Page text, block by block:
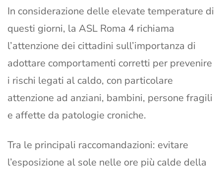
In considerazione delle elevate temperature di
questi giorni, la ASL Roma 4 richiama
l’attenzione dei cittadini sull’importanza di
adottare comportamenti corretti per prevenire
i rischi legati al caldo, con particolare
attenzione ad anziani, bambini, persone fragili
e affette da patologie croniche.
Tra le principali raccomandazioni: evitare
l’esposizione al sole nelle ore più calde della